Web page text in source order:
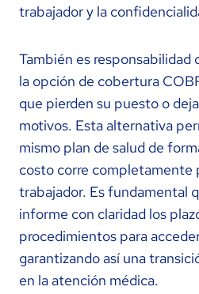
trabajador y la
También es responsabilidad
la opción de cobertura
que pierden su puesto o
motivos. Esta alternativa
mismo plan de salud de
costo corre completamente
trabajador. Es fundamental
informe con claridad los
procedimientos para
garantizando así una
en la atención médica.